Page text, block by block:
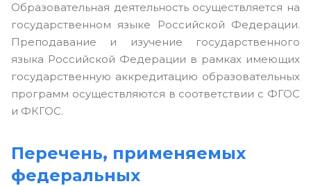
Образовательная деятельность осуществляется на
государственном языке Российской Федерации.
Преподавание и изучение государственного
языка Российской Федерации в рамках имеющих
государственную аккредитацию образовательных
программ осуществляются в соответствии с ФГОС
и ФКГОС.
Перечень, применяемых
федеральных